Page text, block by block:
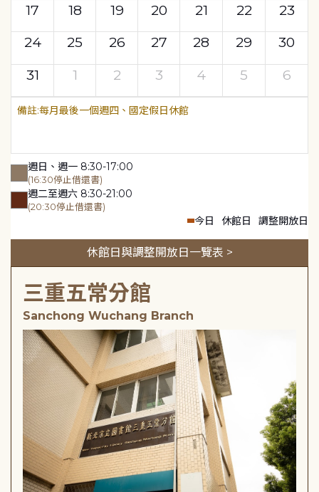
17
18 19 20 21 22
23
24
25 26 27 28 29
30
31
1 2 3 4 5 6
每月最後一個週四、國定假日休館
週日、週一 8:30-17:00
(16:30停止借還書)
週二至週六 8:30-21:00
(20:30停止借還書)
今日 休館日 調整開放日
休館日與調整開放日一覽表 >
三重五常分館
Sanchong Wuchang Branch